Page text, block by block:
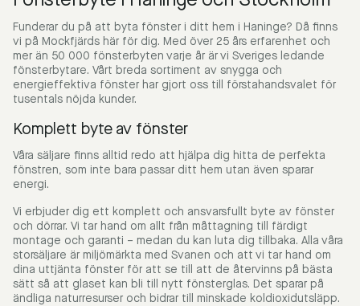
Funderar du på att byta fönster i ditt hem i Haninge? Då finns
vi på Mockfjärds här för dig. Med över 25 års erfarenhet och
mer än 50 000 fönsterbyten varje år är vi Sveriges ledande
fönsterbytare. Vårt breda sortiment av snygga och
energieffektiva fönster har gjort oss till förstahandsvalet för
tusentals nöjda kunder.
Komplett byte av fönster
Våra säljare finns alltid redo att hjälpa dig hitta de perfekta
fönstren, som inte bara passar ditt hem utan även sparar
energi.
Vi erbjuder dig ett komplett och ansvarsfullt byte av fönster
och dörrar. Vi tar hand om allt från måttagning till färdigt
montage och garanti – medan du kan luta dig tillbaka. Alla våra
storsäljare är miljömärkta med Svanen och att vi tar hand om
dina uttjänta fönster för att se till att de återvinns på bästa
sätt så att glaset kan bli till nytt fönsterglas. Det sparar på
ändliga naturresurser och bidrar till minskade koldioxidutsläpp.